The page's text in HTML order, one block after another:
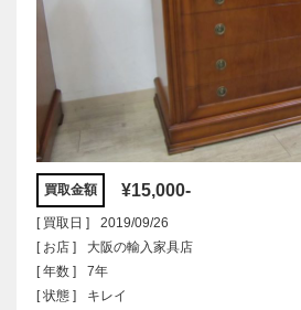
買取金額 ¥15,000-
[ 買取日 ]
2019/09/26
[ お店 ]
大阪の輸入家具店
[ 年数 ]
7年
[ 状態 ]
キレイ